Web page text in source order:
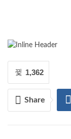
1,362
Share